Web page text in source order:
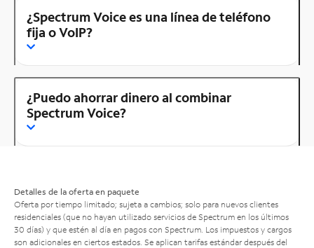
¿Spectrum Voice es una línea de teléfono
fija o VoIP?
¿Puedo ahorrar dinero al combinar
Spectrum Voice?
Detalles de la oferta en paquete
Oferta por tiempo limitado; sujeta a cambios; solo para nuevos clientes
residenciales (que no hayan utilizado servicios de Spectrum en los últimos
30 días) y que estén al día en pagos con Spectrum. Los impuestos y cargos
son adicionales en ciertos estados. Se aplican tarifas estándar después del